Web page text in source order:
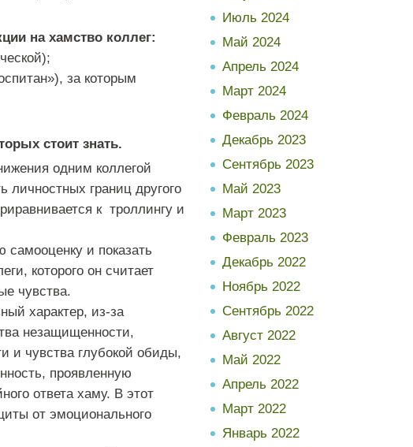
на хамство коллег:
за которым
стоит знать.
одним коллегой
личностных границ другого
к троллингу и
и показать
которого он считает
чувства.
характер, из-за
незащищенности,
и чувства глубокой обиды,
проявленную
ответа хаму. В этот
от эмоционального
Июль 2024
Май 2024
Апрель 2024
Март 2024
Февраль 2024
Декабрь 2023
Сентябрь 2023
Май 2023
Март 2023
Февраль 2023
Декабрь 2022
Ноябрь 2022
Сентябрь 2022
Август 2022
Май 2022
Апрель 2022
Март 2022
Январь 2022